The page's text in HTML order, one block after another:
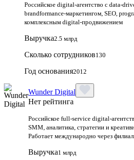
Российское digital-агентство с data-
brandformance-маркетингом, SEO,
комплексным digital-продвижением
Выручка2.5 млрд
Сколько сотрудников130
Год основания2012
Wunder Digital
Нет рейтинга
Российское full-service digital-
SMM, аналитика, стратегии и
Работает международно через
Выручка1 млрд